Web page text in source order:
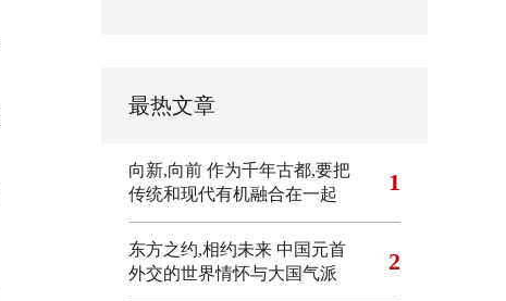
最热文章
向新,向前 作为千年古都,要把
传统和现代有机融合在一起
1
东方之约,相约未来 中国元首
外交的世界情怀与大国气派
2